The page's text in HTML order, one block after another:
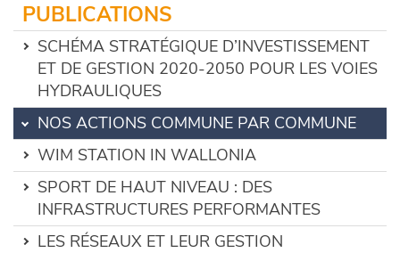
PUBLICATIONS
SCHÉMA STRATÉGIQUE D’INVESTISSEMENT
ET DE GESTION 2020-2050 POUR LES VOIES
HYDRAULIQUES
NOS ACTIONS COMMUNE PAR COMMUNE
WIM STATION IN WALLONIA
SPORT DE HAUT NIVEAU : DES
INFRASTRUCTURES PERFORMANTES
LES RÉSEAUX ET LEUR GESTION